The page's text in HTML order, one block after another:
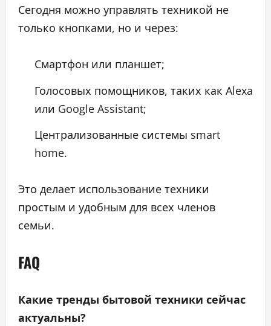
Сегодня можно управлять техникой не
только кнопками, но и через:
Смартфон или планшет;
Голосовых помощников, таких как Alexa
или Google Assistant;
Централизованные системы smart
home.
Это делает использование техники
простым и удобным для всех членов
семьи.
FAQ
Какие тренды бытовой техники сейчас
актуальны?